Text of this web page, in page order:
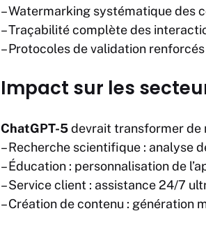
– Watermarking systématique des
– Traçabilité complète des
– Protocoles de validation renforcés
Impact sur les
ChatGPT-5devrait transformer de
– Recherche scientifique : analyse
– Éducation : personnalisation de
– Service client : assistance 24/7
– Création de contenu : génération